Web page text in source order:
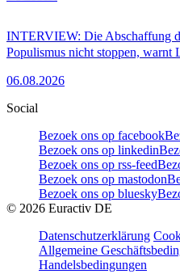
INTERVIEW: Die Abschaffung
Populismus nicht stoppen, warnt
06.08.2026
Social
Bezoek ons op facebook
Bezoek ons op linkedin
Bezoek ons op rss-feed
Bezoek ons op mastodon
Bezoek ons op bluesky
© 2026 Euractiv DE
Datenschutzerklärung
Allgemeine
Handelsbedingungen